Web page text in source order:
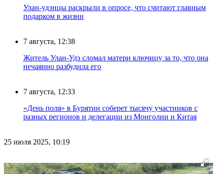
Улан-удэнцы раскрыли в опросе, что считают главным
подарком в жизни
7 августа, 12:38
Житель Улан-Удэ сломал матери ключицу за то, что она
нечаянно разбудила его
7 августа, 12:33
«День поля» в Бурятии соберет тысячу участников с
разных регионов и делегации из Монголии и Китая
25 июля 2025, 10:19